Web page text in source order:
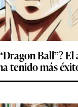
Ball”?
tenido más